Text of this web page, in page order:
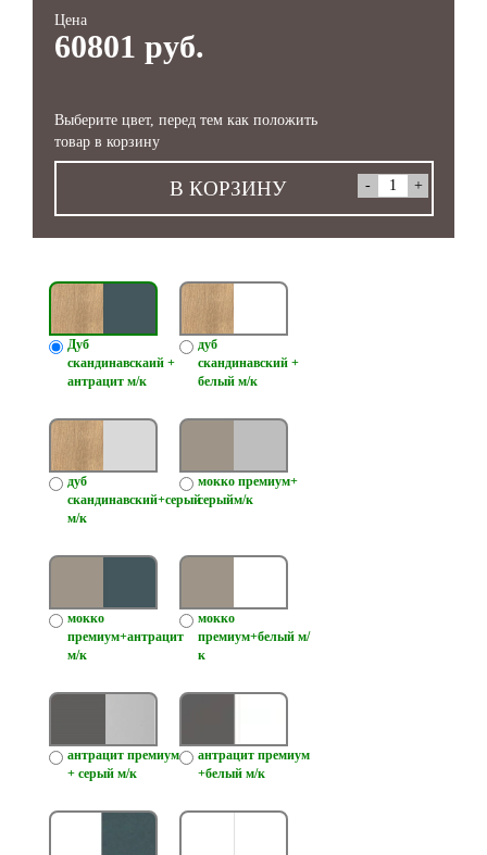
Цена
60801 руб.
Выберите цвет, перед тем как положить
товар в корзину
В КОРЗИНУ
Дуб
скандинавскаий +
антрацит м/к
дуб
скандинавский +
белый м/к
дуб
скандинавский+серый
м/к
мокко премиум+
серыйм/к
мокко
премиум+антрацит
м/к
мокко
премиум+белый м/
к
антрацит премиум
+ серый м/к
антрацит премиум
+белый м/к